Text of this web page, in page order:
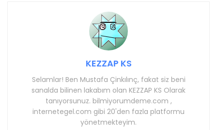
KEZZAP KS
Selamlar! Ben Mustafa Çinkılınç, fakat siz beni
sanalda bilinen lakabım olan KEZZAP KS Olarak
tanıyorsunuz. bilmiyorumdeme.com ,
internetegel.com gibi 20'den fazla platformu
yönetmekteyim.